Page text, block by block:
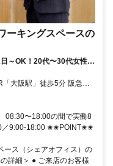
ーキングスペースの
～OK！20代〜30代女性活
環境です
08:30〜18:00の間で実働8
／9:00-18:00 ✬✬POINT✬✬
ース（シェアオフィス）の
詳細＞ ● ご来店のお客様